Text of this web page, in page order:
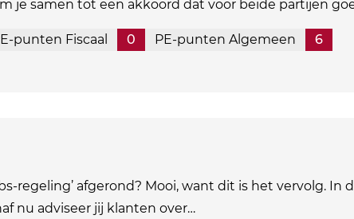
je samen tot een akkoord dat voor beide partijen
punten Fiscaal 0 PE-punten Algemeen
6
regeling’ afgerond? Mooi, want dit is het vervolg. In
nu adviseer jij klanten over…